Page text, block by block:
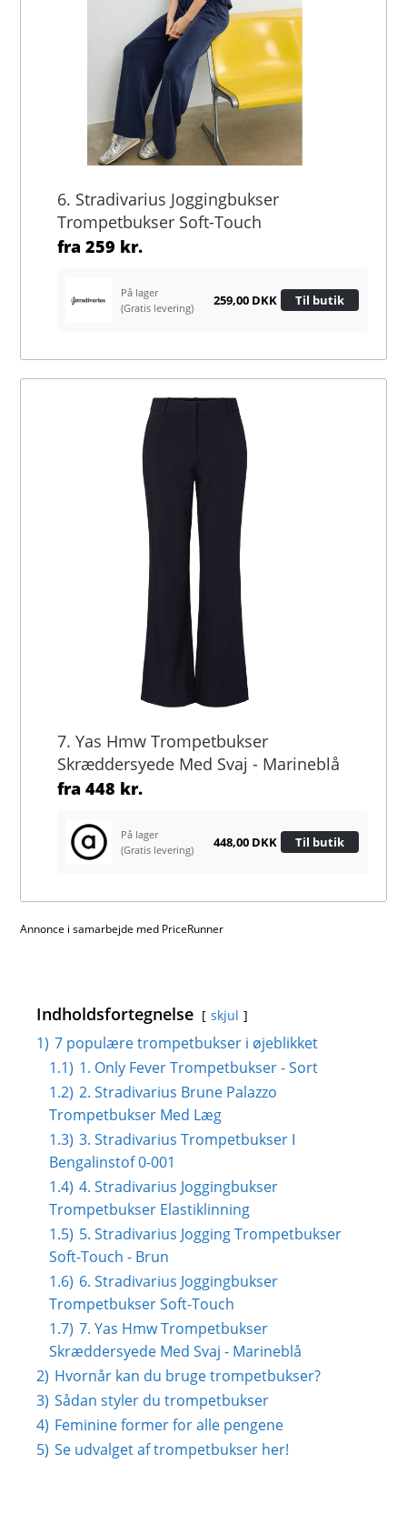
6. Stradivarius Joggingbukser
Trompetbukser Soft-Touch
fra259 kr.
På lager
(Gratis levering)
259,00 DKK Til butik
7. Yas Hmw Trompetbukser
Skræddersyede Med Svaj - Marineblå
fra448 kr.
På lager
(Gratis levering)
448,00 DKK Til butik
Annonce i samarbejde med PriceRunner
Indholdsfortegnelse skjul
1) 7 populære trompetbukser i øjeblikket
1.1) 1. Only Fever Trompetbukser - Sort
1.2) 2. Stradivarius Brune Palazzo
Trompetbukser Med Læg
1.3) 3. Stradivarius Trompetbukser I
Bengalinstof 0-001
1.4) 4. Stradivarius Joggingbukser
Trompetbukser Elastiklinning
1.5) 5. Stradivarius Jogging Trompetbukser
Soft-Touch - Brun
1.6) 6. Stradivarius Joggingbukser
Trompetbukser Soft-Touch
1.7) 7. Yas Hmw Trompetbukser
Skræddersyede Med Svaj - Marineblå
2) Hvornår kan du bruge trompetbukser?
3) Sådan styler du trompetbukser
4) Feminine former for alle pengene
5) Se udvalget af trompetbukser her!